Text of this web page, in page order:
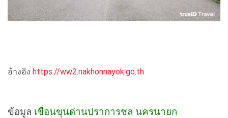
อ้างอิง https://ww2.nakhonnayok.go.th
ข้อมูล เขื่อนขุนด่านปราการชล นครนายก